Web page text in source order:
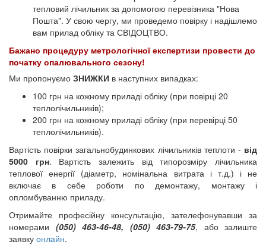
тепловий лічильник за допомогою перевізника "Нова
Пошта". У свою чергу, ми проведемо повірку і надішлемо
вам прилад обліку та СВІДОЦТВО.
Бажано процедуру метрологічної експертизи провести до
початку опалювального сезону!
Ми пропонуємо ЗНИЖКИ в наступних випадках:
100 грн на кожному приладі обліку (при повірці 20
теплолічильників);
200 грн на кожному приладі обліку (при перевірці 50
теплолічильників).
Вартість повірки загальнобудинкових лічильників теплоти - від
5000 грн. Вартість залежить від типорозміру лічильника
теплової енергії (діаметр, номінальна витрата і т.д.) і не
включає в себе роботи по демонтажу, монтажу і
опломбуванню приладу.
Отримайте професійну консультацію, зателефонувавши за
номерами (050) 463-46-48, (050) 463-79-75, або залиште
заявку онлайн.